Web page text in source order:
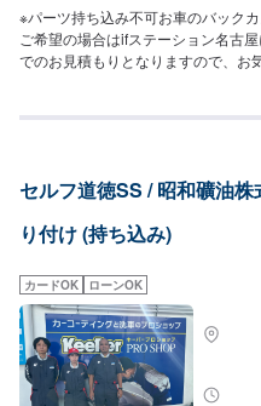
※パーツ持ち込み不可お車のバック
ご希望の場合はifステーション名古
でのお見積もりとなりますので、お
セルフ道徳SS / 昭和礦油
り付け (持ち込み)
カードOK ローンOK